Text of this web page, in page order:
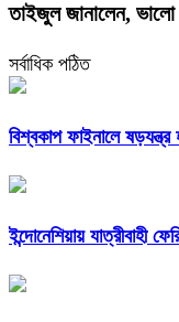
তাইজুল জানালেন,
সর্বাধিক পঠিত
বিশ্বকাপ ফাইনালে ষড়যন্ত্র
ইন্দোনেশিয়ায়